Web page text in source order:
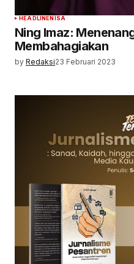
HEADLINENISA
Ning Imaz:
Membahagiakan
by Redaksi23 Februari 2023